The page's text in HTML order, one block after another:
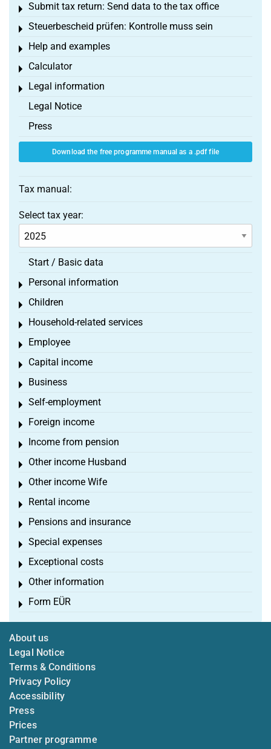
Submit tax return: Send data to the tax office
Toggle menu
Steuerbescheid prüfen: Kontrolle muss sein
Toggle menu
Help and examples
Toggle menu
Calculator
Toggle menu
Legal information
Toggle menu
Legal Notice
Press
Download the free programme manual as a .pdf file
Tax manual:
Select tax year:
Start / Basic data
Personal information
Toggle menu
Children
Toggle menu
Household-related services
Toggle menu
Employee
Toggle menu
Capital income
Toggle menu
Business
Toggle menu
Self-employment
Toggle menu
Foreign income
Toggle menu
Income from pension
Toggle menu
Other income Husband
Toggle menu
Other income Wife
Toggle menu
Rental income
Toggle menu
Pensions and insurance
Toggle menu
Special expenses
Toggle menu
Exceptional costs
Toggle menu
Other information
Toggle menu
Form EÜR
Toggle menu
About us
Legal Notice
Terms & Conditions
Privacy Policy
Accessibility
Press
Prices
Partner programme